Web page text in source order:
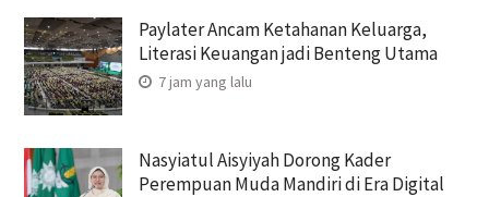
Paylater Ancam Ketahanan Keluarga,
Literasi Keuangan jadi Benteng Utama
7 jam yang lalu
Nasyiatul Aisyiyah Dorong Kader
Perempuan Muda Mandiri di Era Digital